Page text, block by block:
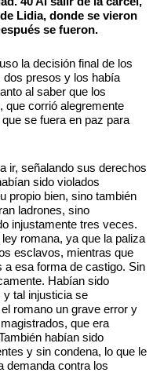
Lidia, donde se vieron
se fueron.
la decisión final de los
dos presos y los había
al saber que los
que corrió alegremente
se fuera en paz para
ir, señalando sus derechos
sido violados
propio bien, sino también
ladrones, sino
injustamente tres veces.
romana, ya que la paliza
esclavos, mientras que
a esa forma de castigo. Sin
Habían sido
y tal injusticia se
romano un grave error y
que era
habían sido
y sin condena, lo que le
demanda contra los